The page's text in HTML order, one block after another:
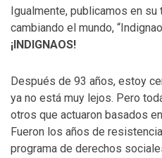
Igualmente, publicamos en
cambiando el mundo,
¡INDIGNAOS!
Después de 93 años, estoy
ya no está muy lejos. Pero
otros que actuaron basados
Fueron los años de
programa de derechos